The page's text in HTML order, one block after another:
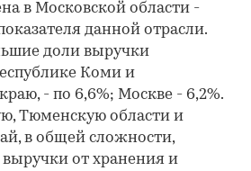
в Московской области -
данной отрасли.
доли выручки
Коми и
- по 6,6%; Москве - 6,2%.
Тюменскую области и
в общей сложности,
выручки от хранения и